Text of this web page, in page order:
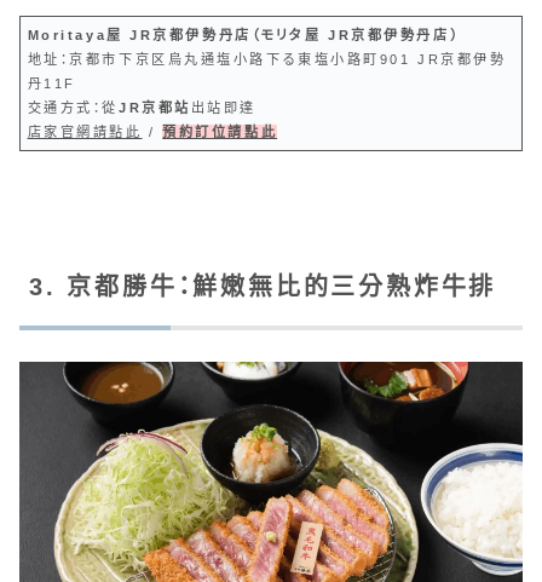
Moritaya屋 JR京都伊勢丹店（モリタ屋 JR京都伊勢丹店）
地址：京都市下京区烏丸通塩小路下る東塩小路町901 JR京都伊勢
丹11F
交通方式：從 JR京都站 出站即達
店家官網請點此
/預約訂位請點此
3. 京都勝牛：鮮嫩無比的三分熟炸牛排